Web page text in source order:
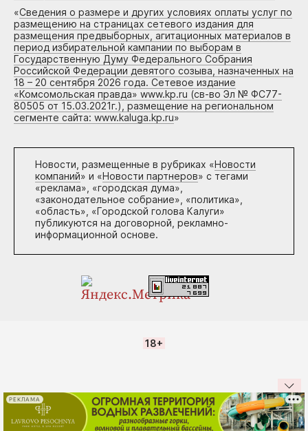
«Сведения о размере и других условиях оплаты услуг по
размещению на страницах сетевого издания для
размещения предвыборных, агитационных материалов в
период избирательной кампании по выборам в
Государственную Думу Федерального Собрания
Российской Федерации девятого созыва, назначенных на
18 – 20 сентября 2026 года. Сетевое издание
«Комсомольская правда» www.kp.ru (св-во Эл № ФС77-
80505 от 15.03.2021г.), размещение на региональном
сегменте сайта: www.kaluga.kp.ru»
Новости, размещенные в рубриках «Новости
компаний» и «Новости партнеров» с тегами
«реклама», «городская дума»,
«законодательное собрание», «политика»,
«область», «Городской голова Калуги»
публикуются на договорной, рекламно-
информационной основе.
18+
РЕКЛАМА